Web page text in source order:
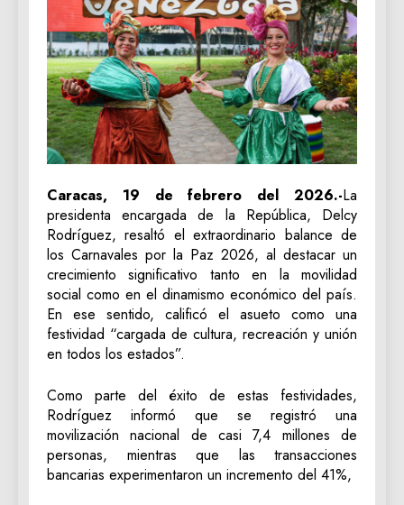
Caracas, 19 de febrero del 2026.-La
presidenta encargada de la República, Delcy
Rodríguez, resaltó el extraordinario balance de
los Carnavales por la Paz 2026, al destacar un
crecimiento significativo tanto en la movilidad
social como en el dinamismo económico del país.
En ese sentido, calificó el asueto como una
festividad “cargada de cultura, recreación y unión
en todos los estados”.
Como parte del éxito de estas festividades,
Rodríguez informó que se registró una
movilización nacional de casi 7,4 millones de
personas, mientras que las transacciones
bancarias experimentaron un incremento del 41%,